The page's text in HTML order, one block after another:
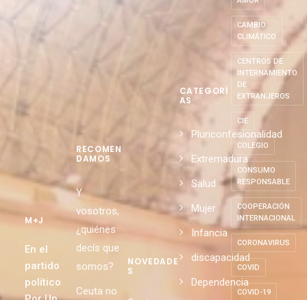
M+J
En el
partido
político
RECOMEN
DAMOS
Y
vosotros,
¿quiénes
decís que
somos?
Ceuta no
NOVEDADE
S
CATEGORÍ
AS
Pluriconfesionalidad
Extremadura
Salud
Mujer
Infancia
discapacidad
Dependencia
CAMBIO
CLIMÁTICO
CENTROS DE
INTERNAMIENTO
DE
EXTRANJEROS
CIE
COLEGIO
CONSUMO
RESPONSABLE
COOPERACIÓN
INTERNACIONAL
CORONAVIRUS
COVID
COVID-19